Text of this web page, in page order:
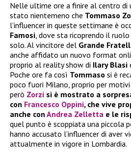
Nelle ultime ore a finire al centro di
stato nientemeno che Tommaso
l’influencer in queste settimane è
Famosi, dove sta ricoprendo il
solo. Al vincitore del Grande
anche affidato un nuovo format
proprio al reality show di Ilary Blasi
Poche ore fa così Tommaso si è
poco fuori Milano, proprio per
però Zorzi si è mostrato a
con Francesco Oppini, che vive
anche con Andrea Zelletta e le
quel punto è scoppiata una piccola
hanno accusato l’influencer di aver
attualmente in vigore in Lombardia.